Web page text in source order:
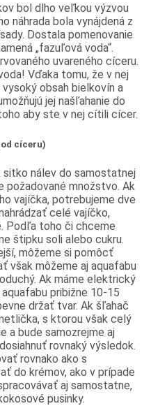
bol dlho veľkou výzvou
náhrada bola vynájdená z
Dostala pomenovanie
„fazuľová voda“.
uvareného cíceru.
Vďaka tomu, že v nej
obsah bielkovín a
jej našľahanie do
aby ste v nej cítili cícer.
cíceru)
nálev do samostatnej
požadované množstvo. Ak
vajíčka, potrebujeme dve
celé vajíčko,
Podľa toho či chceme
štipku soli alebo cukru.
môžeme si pomôcť
však môžeme aj aquafabu
Ak máme elektrický
pribižne 10-15
držať tvar. Ak šľahač
s ktorou však celý
a bude samozrejme aj
rovnaký výsledok.
rovnako ako s
do krémov, ako v prípade
aj samostatne,
pusinky.